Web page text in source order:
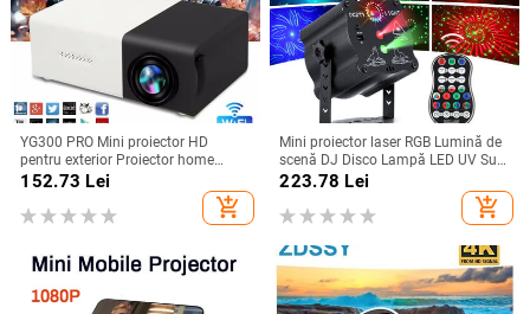
YG300 PRO Mini proiector HD
pentru exterior Proiector home
theater Mini proiector portabil
YG300 LED pentru copii Proiect
video mobil
152.73 Lei
add_shopping_cart
Mini proiector laser RGB Lumină de
scenă DJ Disco Lampă LED UV Sun
Strobe Efect de scenă Nunta
Crăciun Petrecere de vacanță
223.78 Lei
add_shopping_cart